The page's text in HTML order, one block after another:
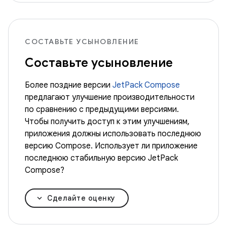
СОСТАВЬТЕ УСЫНОВЛЕНИЕ
Составьте усыновление
Более поздние версии JetPack Compose
предлагают улучшение производительности
по сравнению с предыдущими версиями.
Чтобы получить доступ к этим улучшениям,
приложения должны использовать последнюю
версию Compose. Использует ли приложение
последнюю стабильную версию JetPack
Compose?
Сделайте оценку